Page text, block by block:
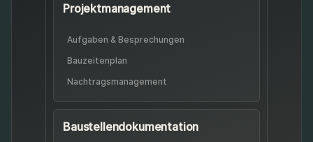
Projekt­management
Aufgaben & Besprechungen
Bauzeitenplan
Nachtrags­management
Baustellen­dokumentation